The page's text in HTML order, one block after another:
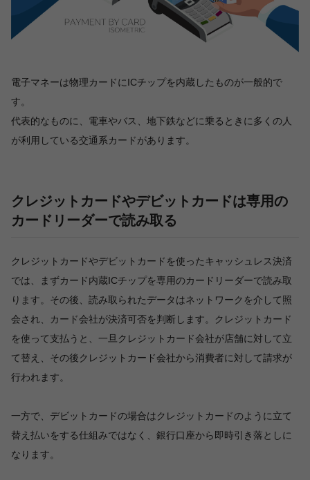
電子マネーは物理カードにICチップを内蔵したものが一般的で
す。
代表的なものに、電車やバス、地下鉄などに乗るときに多くの人
が利用している交通系カードがあります。
クレジットカードやデビットカードは専用の
カードリーダーで読み取る
クレジットカードやデビットカードを使ったキャッシュレス決済
では、まずカード内蔵ICチップを専用のカードリーダーで読み取
ります。その後、読み取られたデータはネットワークを介して照
会され、カード会社が決済可否を判断します。クレジットカード
を使って支払うと、一旦クレジットカード会社が店舗に対して立
て替え、その後クレジットカード会社から消費者に対して請求が
行われます。
一方で、デビットカードの場合はクレジットカードのように立て
替え払いをする仕組みではなく、銀行口座から即時引き落としに
なります。